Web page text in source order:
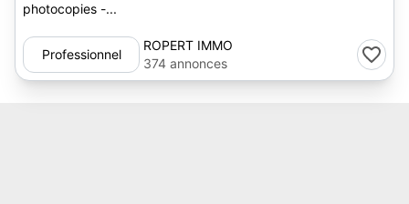
photocopies -...
Professionnel
ROPERT IMMO
374 annonces